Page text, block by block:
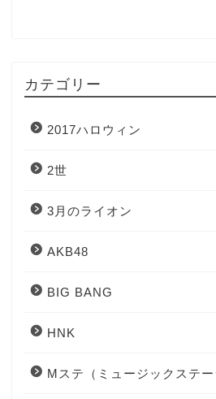
カテゴリー
2017ハロウィン
2世
3月のライオン
AKB48
BIG BANG
HNK
Mステ（ミュージックステー